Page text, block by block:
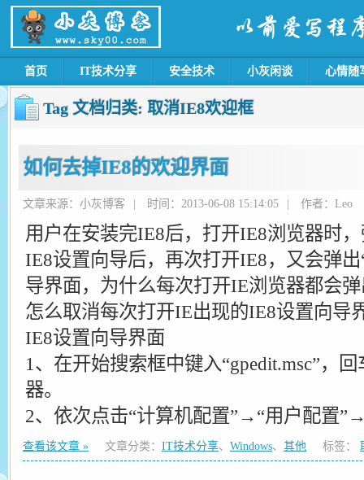
首页 IT技术分享 安全技术 小灰闲谈 心情随
Tag 文档归类: 取消IE8欢迎框
如何去掉IE8的欢迎界面
文章来源：小灰博客 时间：2013-06-08 15:14:05 作者：Leo
用户在安装完IE8后，打开IE8浏览器时
IE8设置向导后，再次打开IE8，又会弹
导界面，为什么每次打开IE浏览器都会
怎么取消每次打开IE出现的IE8设置向导
IE8设置向导界面
1、在开始搜索框中键入“gpedit.msc”，
器。
2、依次点击“计算机配置”→“用户配置
查看该文章 » 文章分类： IT技术分享、 Windows、 其他 标签：